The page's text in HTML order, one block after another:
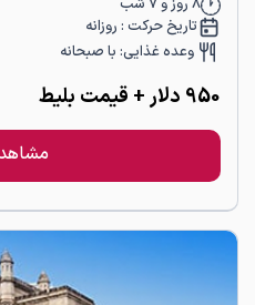
8 روز و 7 شب
تاریخ حرکت : روزانه
وعده غذایی: با صبحانه
950 دلار+ قیمت بلیط